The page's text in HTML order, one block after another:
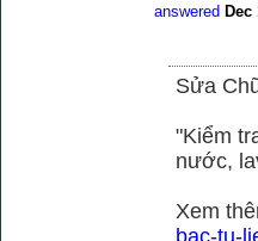
answered Dec
Sửa
"Kiểm
nước,
Xem
bac-tu-